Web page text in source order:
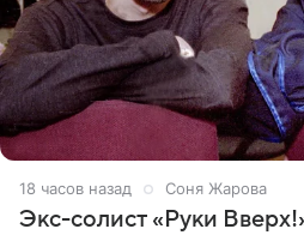
18 часов назад Соня Жарова
Экс-солист «Руки